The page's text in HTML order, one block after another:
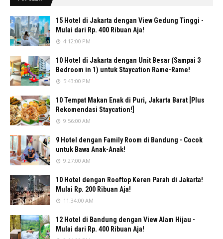
15 Hotel di Jakarta dengan View Gedung Tinggi -
Mulai dari Rp. 400 Ribuan Aja!
4:12:00 PM
10 Hotel di Jakarta dengan Unit Besar (Sampai 3
Bedroom in 1) untuk Staycation Rame-Rame!
5:43:00 PM
10 Tempat Makan Enak di Puri, Jakarta Barat [Plus
Rekomendasi Staycation!]
9:56:00 AM
9 Hotel dengan Family Room di Bandung - Cocok
untuk Bawa Anak-Anak!
9:27:00 AM
10 Hotel dengan Rooftop Keren Parah di Jakarta!
Mulai Rp. 200 Ribuan Aja!
11:34:00 AM
12 Hotel di Bandung dengan View Alam Hijau -
Mulai dari Rp. 400 Ribuan Aja!